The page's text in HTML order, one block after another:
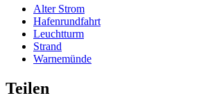
Alter Strom
Hafenrundfahrt
Leuchtturm
Strand
Warnemünde
Teilen